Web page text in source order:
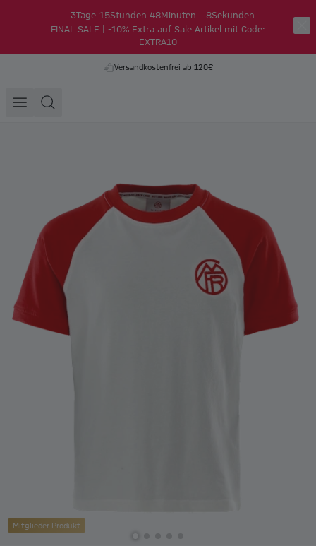
3Tage 15Stunden 48Minuten 8Sekunden
FINAL SALE | -10% Extra auf Sale Artikel mit Code:
EXTRA10
Versandkostenfrei ab 120€
Mitglieder Produkt